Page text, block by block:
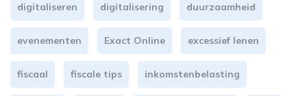
digitaliseren digitalisering duurzaamheid
evenementen Exact Online excessief lenen
fiscaal fiscale tips inkomstenbelasting